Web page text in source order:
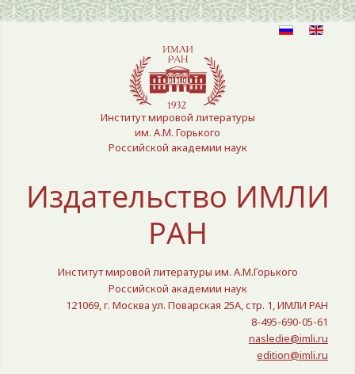
Выберите язык
Институт мировой литературы
им. А.М. Горького
Российской академии наук
Издательство ИМЛИ
РАН
Институт мировой литературы им. А.М.Горького
Российской академии наук
121069, г. Москва ул. Поварская 25A, стр. 1, ИМЛИ РАН
8-495-690-05-61
nasledie@imli.ru
edition@imli.ru